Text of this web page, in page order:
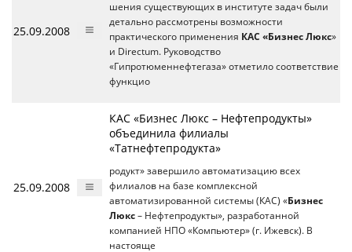
25.09.2008
шения существующих в институте задач были
детально рассмотрены возможности
практического применения КАС «Бизнес Люкс»
и Directum. Руководство
«Гипротюменнефтегаза» отметило соответствие
функцио
25.09.2008
КАС «Бизнес Люкс – Нефтепродукты»
объединила филиалы
«Татнефтепродукта»
родукт» завершило автоматизацию всех
филиалов на базе комплексной
автоматизированной системы (КАС) «Бизнес
Люкс – Нефтепродукты», разработанной
компанией НПО «Компьютер» (г. Ижевск). В
настояще